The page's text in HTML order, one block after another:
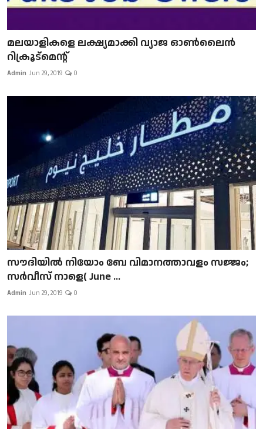
മലയാളികളെ ലക്ഷ്യമാക്കി വ്യാജ ഓൺലൈൻ
റിക്രൂട്മെന്റ്
Admin Jun 29, 2019 0
സൗദിയിൽ നിയോം ബേ വിമാനത്താവളം സജ്ജം;
സർവീസ് നാളെ( June ...
Admin Jun 29, 2019 0